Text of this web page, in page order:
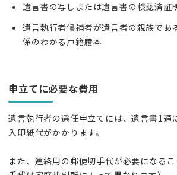
遺言書の写しまたは遺言書の検認済証
遺言執行者候補者が遺言者の親族であ
係のわかる戸籍謄本
申立てに必要な費用
遺言執行者の選任申立てには、遺言書1通
入印紙代がかかります。
また、連絡用の郵便切手代が必要になる